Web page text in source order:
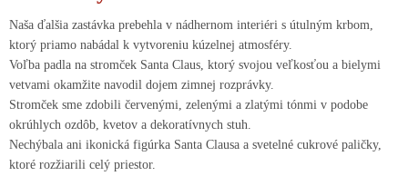
Naša ďalšia zastávka prebehla v nádhernom interiéri s útulným krbom,
ktorý priamo nabádal k vytvoreniu kúzelnej atmosféry.
Voľba padla na stromček Santa Claus, ktorý svojou veľkosťou a bielymi
vetvami okamžite navodil dojem zimnej rozprávky.
Stromček sme zdobili červenými, zelenými a zlatými tónmi v podobe
okrúhlych ozdôb, kvetov a dekoratívnych stuh.
Nechýbala ani ikonická figúrka Santa Clausa a svetelné cukrové paličky,
ktoré rozžiarili celý priestor.